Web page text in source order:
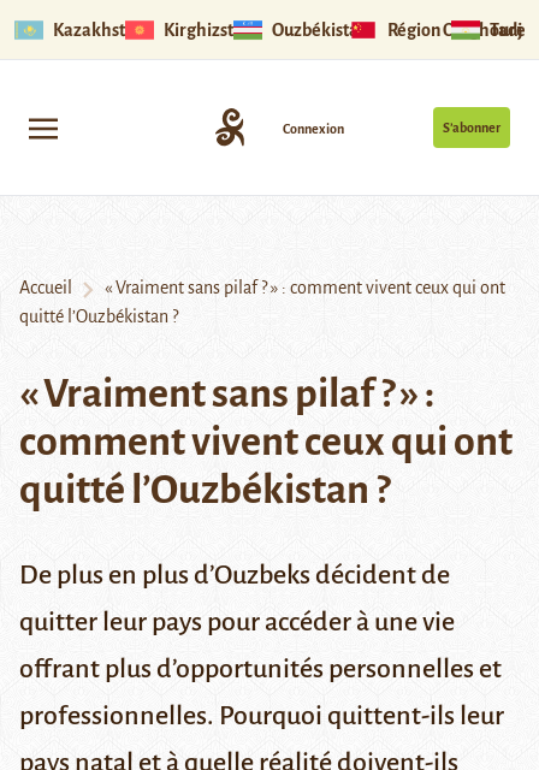
Kazakhstan Kirghizstan Ouzbékistan Région Ouïghoure
S’abonner
Connexion
Accueil
« Vraiment sans pilaf ? » : comment vivent ceux qui ont
quitté l’Ouzbékistan ?
« Vraiment sans pilaf ? » :
comment vivent ceux qui ont
quitté l’Ouzbékistan ?
De plus en plus d’Ouzbeks décident de
quitter leur pays pour accéder à une vie
offrant plus d’opportunités personnelles et
professionnelles. Pourquoi quittent-ils leur
pays natal et à quelle réalité doivent-ils